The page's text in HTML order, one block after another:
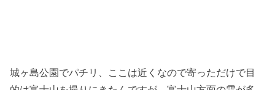
城ヶ島公園でパチリ、ここは近くなので寄っただけで目